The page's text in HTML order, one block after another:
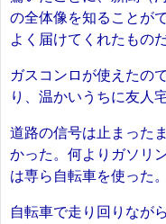
の全体像を知ることが
よく届けてくれたもの
ガスコンロが使えたの
り、温かいうちに友人
道路の信号は止まった
かった。何よりガソリ
は専ら自転車を使った。
自転車で走り回りなが